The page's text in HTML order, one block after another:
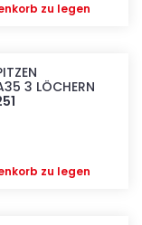
zu legen
3 LÖCHERN
zu legen